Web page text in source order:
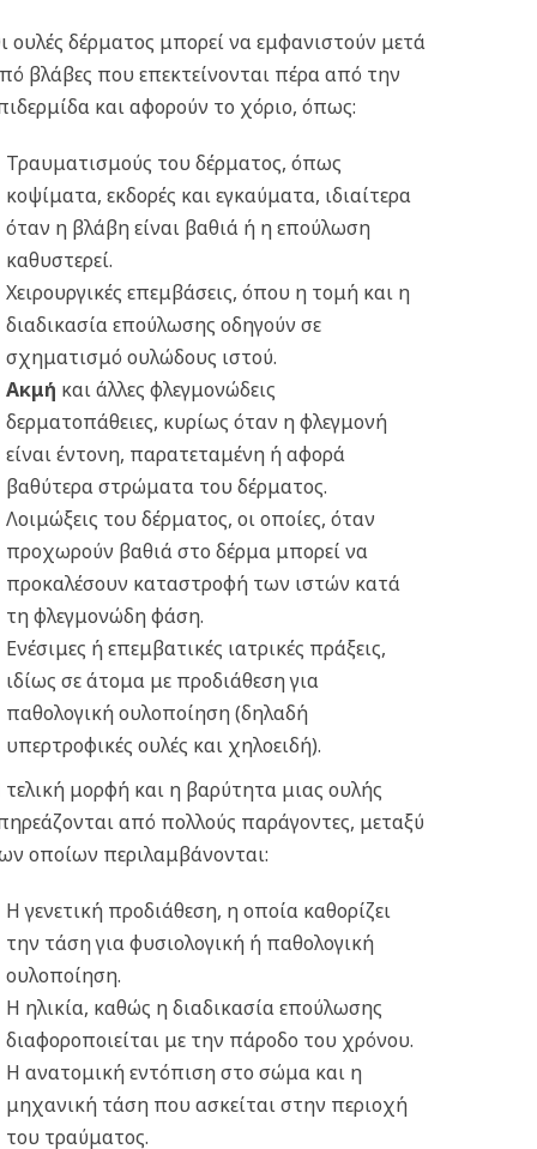
ουλές δέρματος μπορεί να εμφανιστούν μετά
βλάβες που επεκτείνονται πέρα από την
και αφορούν το χόριο, όπως:
Τραυματισμούς του δέρματος, όπως
κοψίματα, εκδορές και εγκαύματα, ιδιαίτερα
όταν η βλάβη είναι βαθιά ή η επούλωση
καθυστερεί.
Χειρουργικές επεμβάσεις, όπου η τομή και η
διαδικασία επούλωσης οδηγούν σε
σχηματισμό ουλώδους ιστού.
Ακμή και άλλες φλεγμονώδεις
δερματοπάθειες, κυρίως όταν η φλεγμονή
είναι έντονη, παρατεταμένη ή αφορά
βαθύτερα στρώματα του δέρματος.
Λοιμώξεις του δέρματος, οι οποίες, όταν
προχωρούν βαθιά στο δέρμα μπορεί να
προκαλέσουν καταστροφή των ιστών κατά
τη φλεγμονώδη φάση.
Ενέσιμες ή επεμβατικές ιατρικές πράξεις,
ιδίως σε άτομα με προδιάθεση για
παθολογική ουλοποίηση (δηλαδή
υπερτροφικές ουλές και χηλοειδή).
μορφή και η βαρύτητα μιας ουλής
από πολλούς παράγοντες, μεταξύ
οποίων περιλαμβάνονται:
Η γενετική προδιάθεση, η οποία καθορίζει
την τάση για φυσιολογική ή παθολογική
ουλοποίηση.
Η ηλικία, καθώς η διαδικασία επούλωσης
διαφοροποιείται με την πάροδο του χρόνου.
Η ανατομική εντόπιση στο σώμα και η
μηχανική τάση που ασκείται στην περιοχή
του τραύματος.